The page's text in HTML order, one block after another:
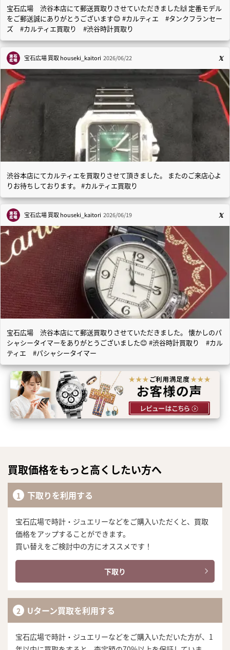
宝石広場 渋谷本店にて郵送買取りさせていただきました🙌 定番モデル
をご郵送誠にありがとうございます😊 #カルティエ #タンクフランセー
ズ #カルティエ買取り #渋谷時計買取り
宝石広場 買取houseki_kaitori 2026/06/22
渋谷本店にてカルティエを買取りさせて頂きました。 またのご来店心よ
りお待ちしております。 #カルティエ買取り
宝石広場 買取houseki_kaitori 2026/06/19
宝石広場 渋谷本店にて郵送買取りさせていただきました。 懐かしのパ
シャシータイマーをありがとうございました😊 #渋谷時計買取り #カル
ティエ #パシャシータイマー
買取価格をもっと高くしたい方へ
下取りを利用する
宝石広場で時計・ジュエリーなどをご購入いただくと、買取
価格をアップすることができます。
買い替えをご検討中の方にオススメです！
下取り
Uターン買取を利用する
宝石広場で時計・ジュエリーなどをご購入いただいた方が、1